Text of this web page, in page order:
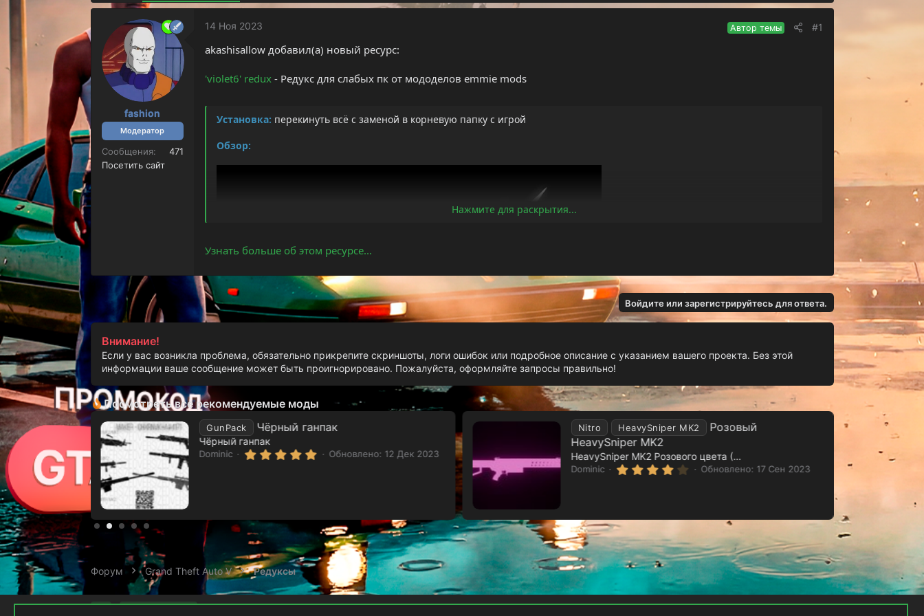
т
м
а
а
а
fashion
Модератор
Сообщения
471
Посетить сайт
14 Ноя 2023 Автор темы #1
akashisallow добавил(а) новый ресурс:
'violet6' redux- Редукс для слабых пк от мододелов emmie mods
Установка: перекинуть всё с заменой в корневую папку с игрой
Обзор:
Что заменено:
Спойлер
Нажмите для раскрытия...
Узнать больше об этом ресурсе...
Войдите или зарегистрируйтесь для ответа.
Внимание!
Если у вас возникла проблема, обязательно прикрепите скриншоты, логи ошибок или подробное описание с указанием вашего проекта. Без этой
информации ваше сообщение может быть проигнорировано. Пожалуйста, оформляйте запросы правильно!
Посмотреть все рекомендуемые моды
3 Сен 2023
GunPack Чёрный ганпак
Чёрный ганпак
Dominic 5
з
д
Обновлено: 12 Дек 2023
Nitro HeavySniper MK2
Розовый
HeavySniper MK2
HeavySniper MK2 Розового цвета (Светится)
Dominic 4
в
з
д
Обновлено: 17 Сен 2023
Форум Grand Theft Auto V Редуксы